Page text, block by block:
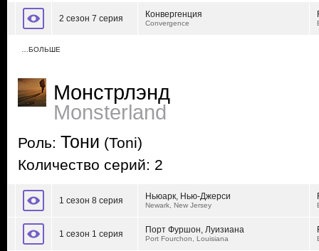
2 сезон 7 серия Конвергенция
Convergence
…БОЛЬШЕ
Монстрлэнд
Monsterland
Роль: Тони (Toni)
Количество серий: 2
1 сезон 8 серия Ньюарк, Нью-Джерси
Newark, New Jersey
1 сезон 1 серия Порт Фуршон, Луизиана
Port Fourchon, Louisiana